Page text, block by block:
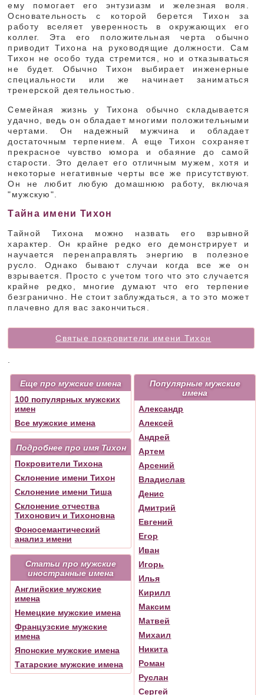
ему помогает его энтузиазм и железная воля.
Основательность с которой берется Тихон за
работу вселяет уверенность в окружающих его
коллег. Эта его положительная черта обычно
приводит Тихона на руководящие должности. Сам
Тихон не особо туда стремится, но и отказываться
не будет. Обычно Тихон выбирает инженерные
специальности или же начинает заниматься
тренерской деятельностью.
Семейная жизнь у Тихона обычно складывается
удачно, ведь он обладает многими положительными
чертами. Он надежный мужчина и обладает
достаточным терпением. А еще Тихон сохраняет
прекрасное чувство юмора и обаяние до самой
старости. Это делает его отличным мужем, хотя и
некоторые негативные черты все же присутствуют.
Он не любит любую домашнюю работу, включая
"мужскую".
Тайна имени Тихон
Тайной Тихона можно назвать его взрывной
характер. Он крайне редко его демонстрирует и
научается перенаправлять энергию в полезное
русло. Однако бывают случаи когда все же он
взрывается. Просто с учетом того что это случается
крайне редко, многие думают что его терпение
безгранично. Не стоит заблуждаться, а то это может
плачевно для вас закончиться.
Святые покровители имени Тихон
Популярные мужские
имена
Александр
Алексей
Андрей
Артем
Арсений
Владислав
Денис
Дмитрий
Евгений
Егор
Иван
Игорь
Илья
Кирилл
Максим
Матвей
Михаил
Никита
Роман
Руслан
Сергей
Еще про мужские имена
100 популярных мужских
имен
Все мужские имена
Подробнее про имя Тихон
Покровители Тихона
Склонение имени Тихон
Склонение имени Тиша
Склонение отчества
Тихонович и Тихоновна
Фоносемантический
анализ имени
Статьи про мужские
иностранные имена
Английские мужские
имена
Немецкие мужские имена
Французские мужские
имена
Японские мужские имена
Татарские мужские имена